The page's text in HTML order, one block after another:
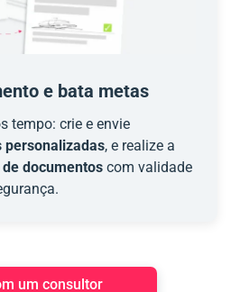
e bata metas
tempo: crie e envie
personalizadas, e realize a
documentos com validade
um consultor